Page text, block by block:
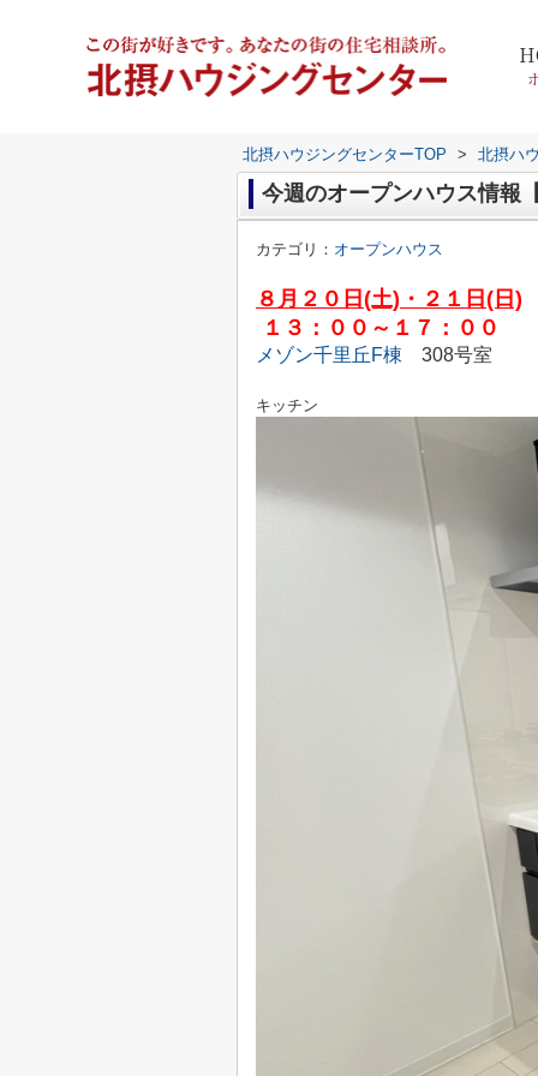
北摂ハウジングセンターTOP > 北摂ハ
今週のオープンハウス情報
カテゴリ： オープンハウス
８月２０日(土)・２１日(日)
１３：００～１７：００
メゾン千里丘F棟 308号室
キッチン